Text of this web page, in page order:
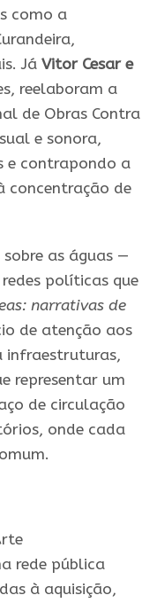
como a
Já Vitor Cesar e
reelaboram a
de Obras Contra
e sonora,
e contrapondo a
concentração de
as águas —
políticas que
narrativas de
de atenção aos
infraestruturas,
representar um
de circulação
onde cada
rede pública
à aquisição,